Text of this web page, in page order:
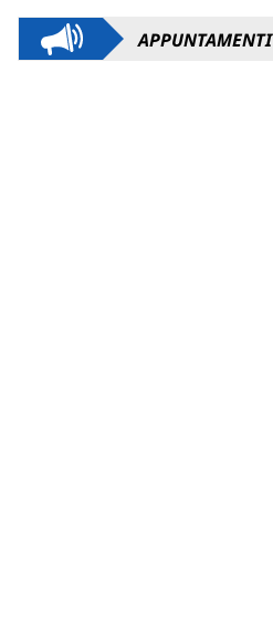
APPUNTAMENTI